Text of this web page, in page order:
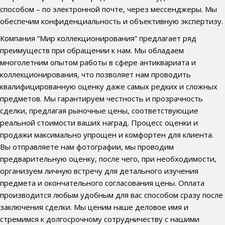
способом – по электронной почте, через мессенджеры. Мы
обеспечим конфиденциальность и объективную экспертизу.
Компания “Мир коллекционирования” предлагает ряд
преимуществ при обращении к нам. Мы обладаем
многолетним опытом работы в сфере антиквариата и
коллекционирования, что позволяет нам проводить
квалифицированную оценку даже самых редких и сложных
предметов. Мы гарантируем честность и прозрачность
сделки, предлагая рыночные цены, соответствующие
реальной стоимости ваших наград. Процесс оценки и
продажи максимально упрощен и комфортен для клиента.
Вы отправляете нам фотографии, мы проводим
предварительную оценку, после чего, при необходимости,
организуем личную встречу для детального изучения
предмета и окончательного согласования цены. Оплата
производится любым удобным для вас способом сразу после
заключения сделки. Мы ценим наше деловое имя и
стремимся к долгосрочному сотрудничеству с нашими